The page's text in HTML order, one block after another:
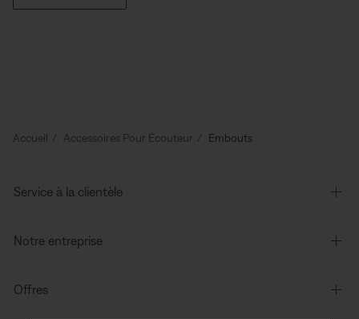
Accueil Accessoires Pour Écouteur Embouts
Service à la clientèle
Notre entreprise
Offres